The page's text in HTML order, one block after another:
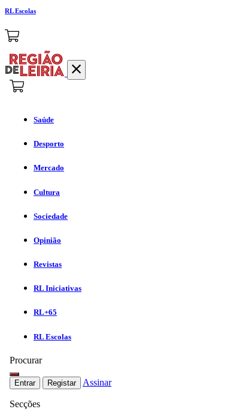
RL Escolas
Saúde
Desporto
Mercado
Cultura
Sociedade
Opinião
Revistas
RL Iniciativas
RL+65
RL Escolas
Procurar
Entrar Registar Assinar
Secções